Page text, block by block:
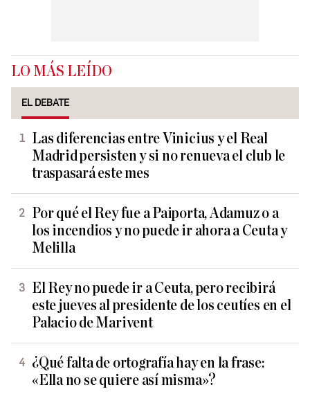
LO MÁS LEÍDO
EL DEBATE
Las diferencias entre Vinicius y el Real
Madrid persisten y si no renueva el club le
traspasará este mes
Por qué el Rey fue a Paiporta, Adamuz o a
los incendios y no puede ir ahora a Ceuta y
Melilla
El Rey no puede ir a Ceuta, pero recibirá
este jueves al presidente de los ceutíes en el
Palacio de Marivent
¿Qué falta de ortografía hay en la frase:
«Ella no se quiere así misma»?